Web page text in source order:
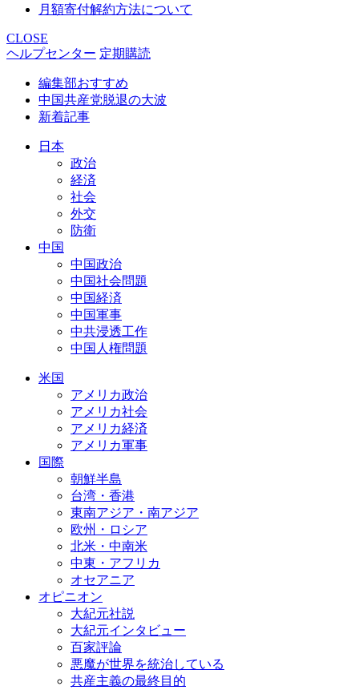
月額寄付解約方法について
CLOSE
ヘルプセンター 定期購読
編集部おすすめ
中国共産党脱退の大波
新着記事
日本
政治
経済
社会
外交
防衛
中国
中国政治
中国社会問題
中国経済
中国軍事
中共浸透工作
中国人権問題
米国
アメリカ政治
アメリカ社会
アメリカ経済
アメリカ軍事
国際
朝鮮半島
台湾・香港
東南アジア・南アジア
欧州・ロシア
北米・中南米
中東・アフリカ
オセアニア
オピニオン
大紀元社説
大紀元インタビュー
百家評論
悪魔が世界を統治している
共産主義の最終目的